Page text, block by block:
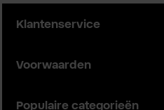
Klantenservice
Voorwaarden
Populaire categorieën